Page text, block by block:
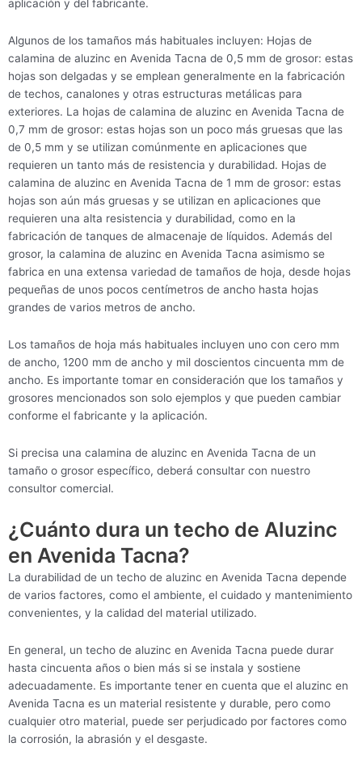
aplicación y del fabricante.
Algunos de los tamaños más habituales incluyen: Hojas de
calamina de aluzinc en Avenida Tacna de 0,5 mm de grosor: estas
hojas son delgadas y se emplean generalmente en la fabricación
de techos, canalones y otras estructuras metálicas para
exteriores. La hojas de calamina de aluzinc en Avenida Tacna de
0,7 mm de grosor: estas hojas son un poco más gruesas que las
de 0,5 mm y se utilizan comúnmente en aplicaciones que
requieren un tanto más de resistencia y durabilidad. Hojas de
calamina de aluzinc en Avenida Tacna de 1 mm de grosor: estas
hojas son aún más gruesas y se utilizan en aplicaciones que
requieren una alta resistencia y durabilidad, como en la
fabricación de tanques de almacenaje de líquidos. Además del
grosor, la calamina de aluzinc en Avenida Tacna asimismo se
fabrica en una extensa variedad de tamaños de hoja, desde hojas
pequeñas de unos pocos centímetros de ancho hasta hojas
grandes de varios metros de ancho.
Los tamaños de hoja más habituales incluyen uno con cero mm
de ancho, 1200 mm de ancho y mil doscientos cincuenta mm de
ancho. Es importante tomar en consideración que los tamaños y
grosores mencionados son solo ejemplos y que pueden cambiar
conforme el fabricante y la aplicación.
Si precisa una calamina de aluzinc en Avenida Tacna de un
tamaño o grosor específico, deberá consultar con nuestro
consultor comercial.
¿Cuánto dura un techo de Aluzinc
en Avenida Tacna?
La durabilidad de un techo de aluzinc en Avenida Tacna depende
de varios factores, como el ambiente, el cuidado y mantenimiento
convenientes, y la calidad del material utilizado.
En general, un techo de aluzinc en Avenida Tacna puede durar
hasta cincuenta años o bien más si se instala y sostiene
adecuadamente. Es importante tener en cuenta que el aluzinc en
Avenida Tacna es un material resistente y durable, pero como
cualquier otro material, puede ser perjudicado por factores como
la corrosión, la abrasión y el desgaste.